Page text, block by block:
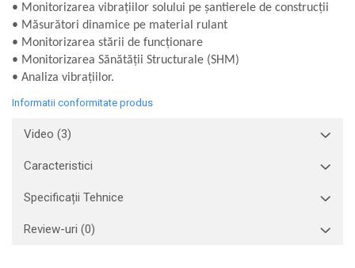
• Monitorizarea vibrațiilor solului pe șantierele de construcții
• Măsurători dinamice pe material rulant
• Monitorizarea stării de funcționare
• Monitorizarea Sănătății Structurale (SHM)
• Analiza vibrațiilor.
Informatii conformitate produs
Video (3)
Caracteristici
Specificații Tehnice
Review-uri (0)